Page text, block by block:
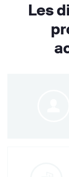
Les